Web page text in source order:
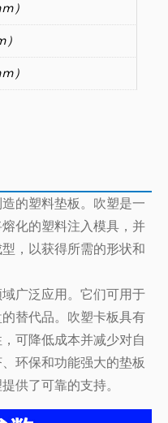
）
）
的塑料垫板。吹塑是一
化的塑料注入模具，并
，以获得所需的形状和
广泛应用。它们可用于
替代品。吹塑卡板具有
可降低成本并减少对自
环保和功能强大的垫板
供了可靠的支持。